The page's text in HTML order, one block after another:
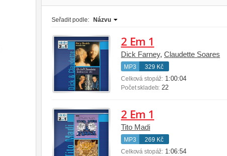
Seřadit podle: Názvu
2 Em 1
Dick Farney,Claudette Soares
MP3
329 Kč
Celková stopáž: 1:00:04
Počet skladeb: 22
2 Em 1
Tito Madi
MP3
269 Kč
Celková stopáž: 1:06:54